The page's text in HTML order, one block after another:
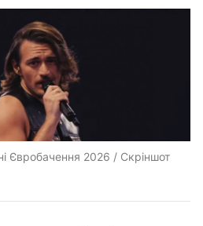
Євробачення 2026 / Скріншот